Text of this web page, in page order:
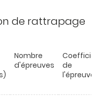
de rattrapage
Nombre
d'épreuves
de
l'épreuve